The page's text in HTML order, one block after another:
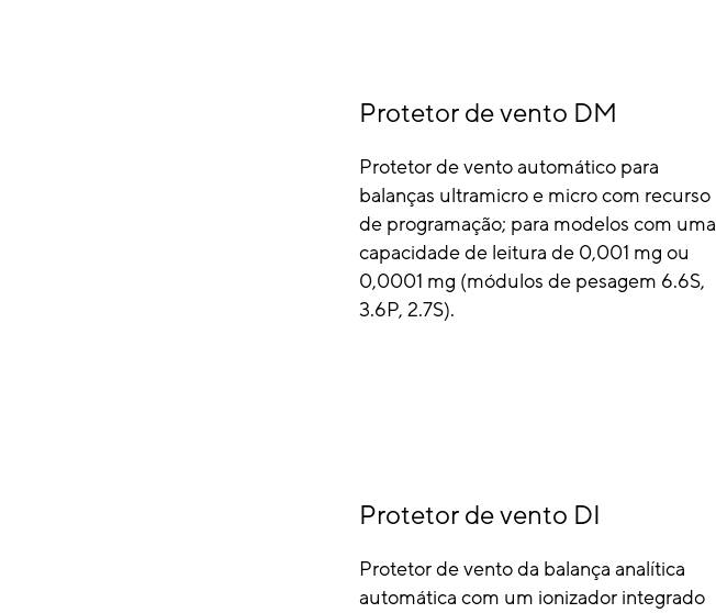
Protetor de vento DM
Protetor de vento automático para
balanças ultramicro e micro com recurso
de programação; para modelos com uma
capacidade de leitura de 0,001 mg ou
0,0001 mg (módulos de pesagem 6.6S,
3.6P, 2.7S).
Protetor de vento DI
Protetor de vento da balança analítica
automática com um ionizador integrado